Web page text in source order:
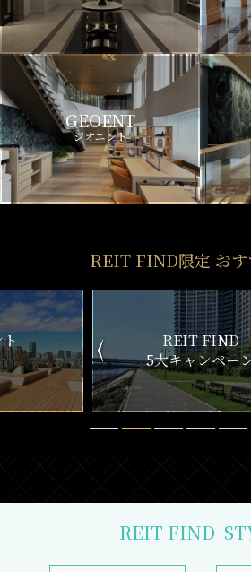
GEOENT
ジオエント
REIT FIND限定 おす
ン
リアルタイム
更新一覧チェッ
REIT FIND